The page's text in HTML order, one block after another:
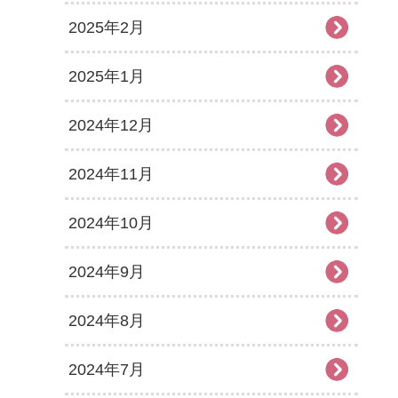
2025年2月
2025年1月
2024年12月
2024年11月
2024年10月
2024年9月
2024年8月
2024年7月